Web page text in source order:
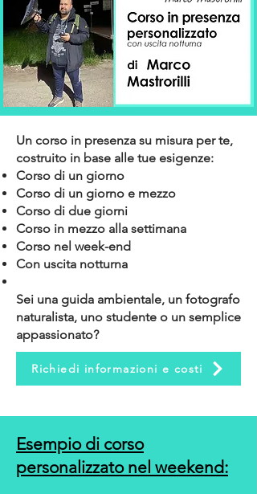
Un corso in presenza su misura per te,
costruito in base alle tue esigenze:
Corso di un giorno
Corso di un giorno e mezzo
Corso di due giorni
Corso in mezzo alla settimana
Corso nel week-end
Con uscita notturna
Sei una guida ambientale, un fotografo
naturalista, uno studente o un semplice
appassionato?
Richiedi informazioni e costi
Esempio di corso
personalizzato nel weekend: